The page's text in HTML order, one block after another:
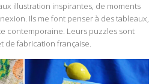
illustration inspirantes, de moments
Ils me font penser à des tableaux,
contemporaine. Leurs puzzles sont
de fabrication française.